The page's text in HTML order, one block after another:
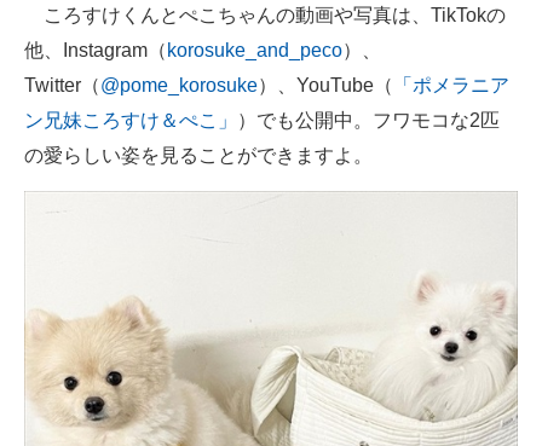
ころすけくんとぺこちゃんの動画や写真は、TikTokの
他、Instagram（ korosuke_and_peco）、
Twitter（@pome_korosuke）、YouTube（
「ポメラニア
ン兄妹ころすけ＆ぺこ」
）でも公開中。フワモコな2匹
の愛らしい姿を見ることができますよ。